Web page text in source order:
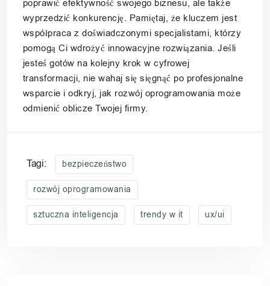
poprawić efektywność swojego biznesu, ale także
wyprzedzić konkurencję. Pamiętaj, że kluczem jest
współpraca z doświadczonymi specjalistami, którzy
pomogą Ci wdrożyć innowacyjne rozwiązania. Jeśli
jesteś gotów na kolejny krok w cyfrowej
transformacji, nie wahaj się sięgnąć po profesjonalne
wsparcie i odkryj, jak rozwój oprogramowania może
odmienić oblicze Twojej firmy.
Tagi: bezpieczeństwo
rozwój oprogramowania
sztuczna inteligencja trendy w it ux/ui